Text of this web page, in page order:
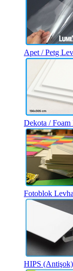
Apet / Petg
Dekota / Foam
Fotoblok
HIPS